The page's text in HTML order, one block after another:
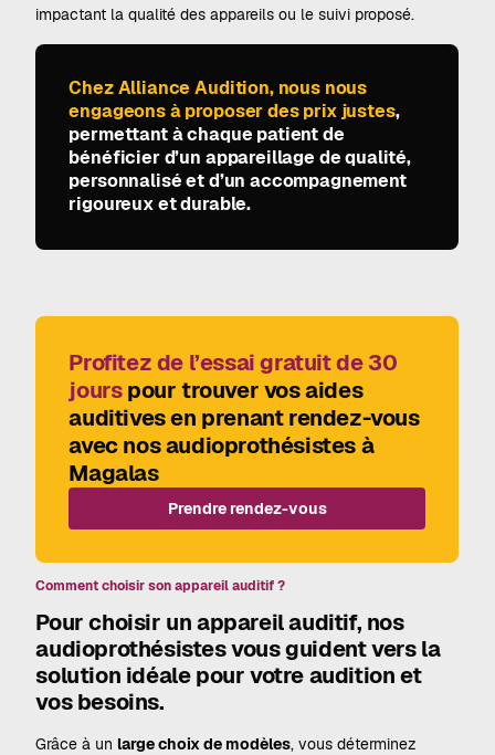
impactant la qualité des appareils ou le suivi proposé.
Chez Alliance Audition, nous nous
engageons à proposer des prix justes,
permettant à chaque patient de
bénéficier d’un appareillage de qualité,
personnalisé et d’un accompagnement
rigoureux et durable.
Comment choisir son appareil auditif ?
Pour choisir un appareil auditif, nos
audioprothésistes vous guident vers la
solution idéale pour votre audition et
vos besoins.
Grâce à un large choix de modèles, vous déterminez
Profitez de l’essai gratuit de 30
jourspour trouver vos aides
auditives en prenant rendez-vous
avec nos audioprothésistes à
Magalas
Prendre rendez-vous